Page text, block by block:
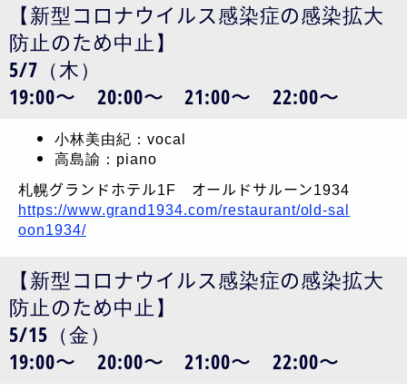
【新型コロナウイルス感染症の感染拡大
防止のため中止】
5/7（木）
19:00〜 20:00〜 21:00〜 22:00〜
小林美由紀：vocal
高島諭：piano
札幌グランドホテル1F オールドサルーン1934
https://www.grand1934.com/restaurant/old-sal
oon1934/
【新型コロナウイルス感染症の感染拡大
防止のため中止】
5/15（金）
19:00〜 20:00〜 21:00〜 22:00〜